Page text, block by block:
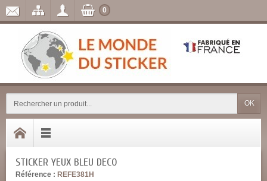
OK
0
STICKER YEUX BLEU DECO
Référence : REFE381H